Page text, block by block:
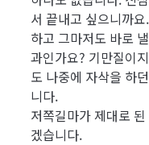
서 끝내고 싶으니까
하고 그마저도 바로
과인가요? 기만질이
도 나중에 자삭을 하
니다.
저쪽길마가 제대로
겠습니다.